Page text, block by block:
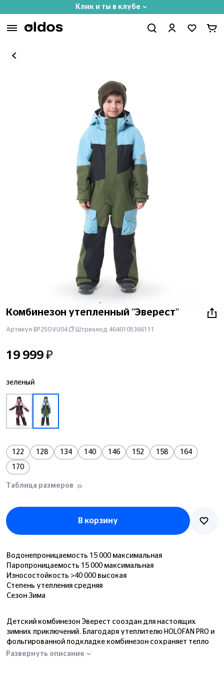
Клик и ты в клубе
Комбинезон утепленный "Эверест"
Артикул BP25OVU04 Штрихкод 4640105366111
19 999 ₽
зеленый
122 128 134 140 146 152 158 164
170
Таблица размеров
В корзину
Водонепроницаемость 15 000 максимальная
Паропроницаемость 15 000 максимальная
Износостойкость >40 000 высокая
Степень утепления средняя
Сезон Зима
Детский комбинезон Эверест сооздан для настоящих
зимних приключений. Благодаря утеплителю HOLOFAN PRO и
фольгированной подкладке комбинезон сохраняет тепло
до −25°C . Мембрана блокирует проникновение снега и
Развернуть описание
Добро пожаловать в Oldos. Лучше гулять!
Получить код
Нажимая кнопку, я даю согласие на обработку персональных
данных и получение рассылок, принимаю условия
Ваши данные обрабатываются сервисом Yandex SmartCaptcha